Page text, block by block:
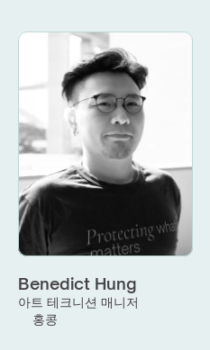
Benedict Hung
아트 테크니션 매니저
홍콩